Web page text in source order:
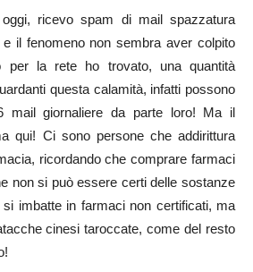
ricevo spam di mail spazzatura
il fenomeno non sembra aver colpito
per la rete ho trovato, una quantità
questa calamità, infatti possono
mail giornaliere da parte loro! Ma il
qui! Ci sono persone che addirittura
ricordando che comprare farmaci
non si può essere certi delle sostanze
imbatte in farmaci non certificati, ma
cinesi taroccate, come del resto